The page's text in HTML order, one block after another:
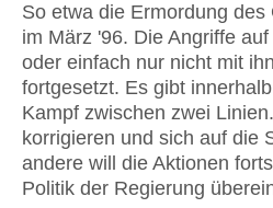
So etwa die Ermordung
im März '96. Die Angriffe
oder einfach nur nicht mit
fortgesetzt. Es gibt
Kampf zwischen zwei
korrigieren und sich auf die
andere will die Aktionen
Politik der Regierung